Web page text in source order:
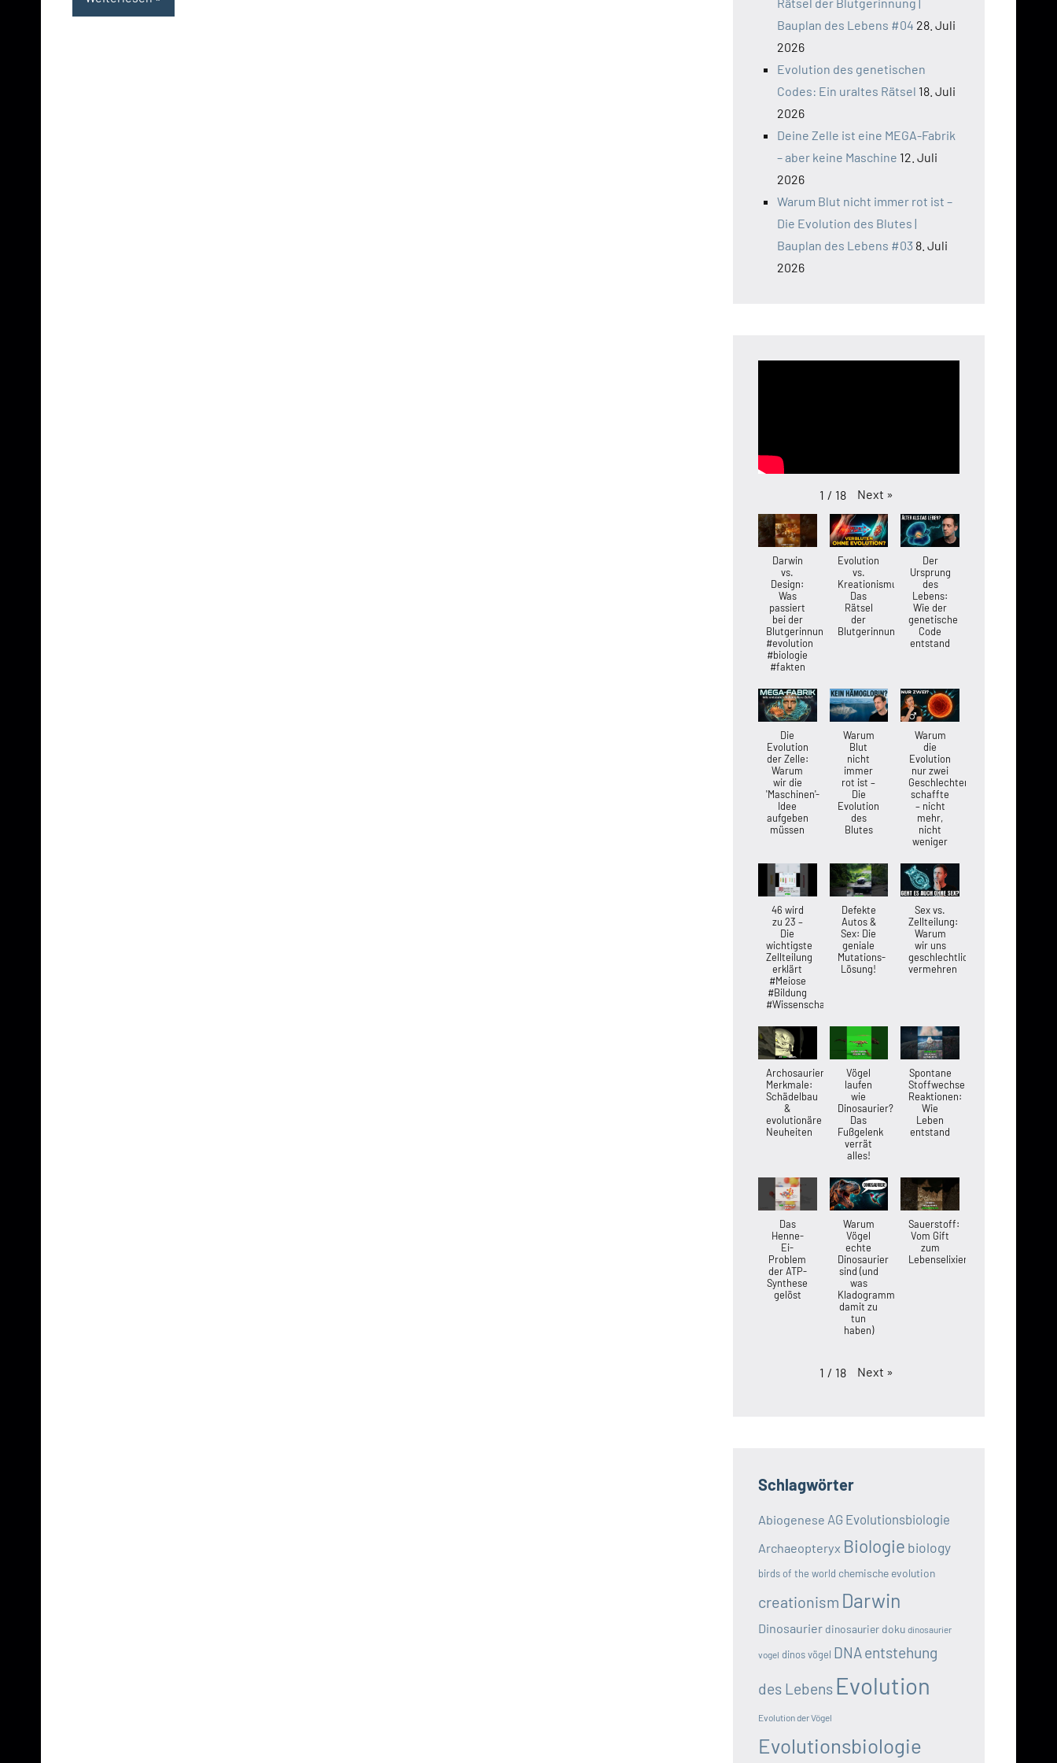
Bauplan des Lebens #04 28. Juli
2026
Evolution des genetischen
Codes: Ein uraltes Rätsel 18. Juli
2026
Deine Zelle ist eine MEGA-Fabrik
– aber keine Maschine 12. Juli
2026
Warum Blut nicht immer rot ist –
Die Evolution des Blutes |
Bauplan des Lebens #03 8. Juli
2026
1 / 18 Next »
Darwin
vs.
Design:
Was
passiert
bei der
Blutgerinnung?
#evolution
#biologie
#fakten
Evolution
vs.
Kreationismus:
Das
Rätsel
der
Blutgerinnung
Der
Ursprung
des
Lebens:
Wie der
genetische
Code
entstand
Die
Evolution
der Zelle:
Warum
wir die
'Maschinen'-
Idee
aufgeben
müssen
Warum
Blut
nicht
immer
rot ist –
Die
Evolution
des
Blutes
Warum
die
Evolution
nur zwei
Geschlechter
schaffte
– nicht
mehr,
nicht
weniger
46 wird
zu 23 –
Die
wichtigste
Zellteilung
erklärt
#Meiose
#Bildung
#Wissenschaft
Defekte
Autos &
Sex: Die
geniale
Mutations-
Lösung!
Sex vs.
Zellteilung:
Warum
wir uns
geschlechtlich
vermehren
Archosaurier-
Merkmale:
Schädelbau
&
evolutionäre
Neuheiten
Vögel
laufen
wie
Dinosaurier?
Das
Fußgelenk
verrät
alles!
Spontane
Stoffwechsel-
Reaktionen:
Wie
Leben
entstand
Das
Henne-
Ei-
Problem
der ATP-
Synthese
gelöst
Warum
Vögel
echte
Dinosaurier
sind (und
was
Kladogramme
damit zu
tun
haben)
Sauerstoff:
Vom Gift
zum
Lebenselixier
1 / 18 Next »
Schlagwörter
Abiogenese AG Evolutionsbiologie
Archaeopteryx Biologie biology
birds of the world chemische evolution
creationism Darwin
Dinosaurier dinosaurier doku dinosaurier
vogel dinos vögel DNAentstehung
des Lebens Evolution
Evolution der Vögel
Evolutionsbiologie